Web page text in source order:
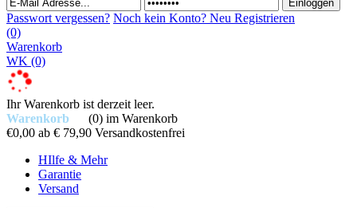
Passwort vergessen? Noch kein Konto? Neu Registrieren
(0)
Warenkorb
WK (0)
Ihr Warenkorb ist derzeit leer.
Warenkorb
(0) im Warenkorb
€0,00 ab € 79,90 Versandkostenfrei
HIlfe & Mehr
Garantie
Versand